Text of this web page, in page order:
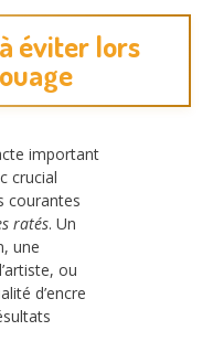
éviter lors
important
crucial
courantes
ratés. Un
une
ou
d’encre